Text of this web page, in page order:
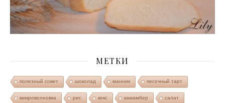
МЕТКИ
полезный совет шоколад манник песочный тарт
микроволновка рис кекс камамбер салат